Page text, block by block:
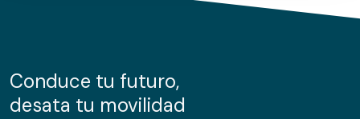
información sobre el uso que haga del sitio web con
nuestros partners de redes sociales, publicidad y análisis
Conduce tu futuro,
desata tu movilidad